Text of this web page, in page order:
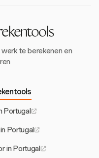
te berekenen en
Portugal
Portugal
in Portugal